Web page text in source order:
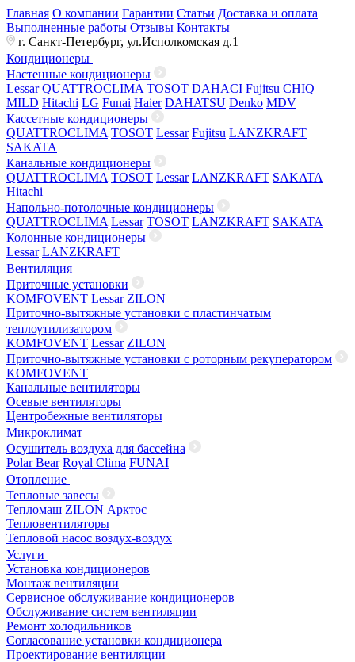
Главная О компании Гарантии Статьи Доставка и оплата
Выполненные работы Отзывы Контакты
г. Санкт-Петербург, ул.Исполкомская д.1
Кондиционеры
Настенные кондиционеры
Lessar QUATTROCLIMA TOSOT DAHACI Fujitsu CHIQ
MILD Hitachi LG Funai Haier DAHATSU Denko MDV
Кассетные кондиционеры
QUATTROCLIMA TOSOT Lessar Fujitsu LANZKRAFT
SAKATA
Канальные кондиционеры
QUATTROCLIMA TOSOT Lessar LANZKRAFT SAKATA
Hitachi
Напольно-потолочные кондиционеры
QUATTROCLIMA Lessar TOSOT LANZKRAFT SAKATA
Колонные кондиционеры
Lessar LANZKRAFT
Вентиляция
Приточные установки
KOMFOVENT Lessar ZILON
Приточно-вытяжные установки с пластинчатым
теплоутилизатором
KOMFOVENT Lessar ZILON
Приточно-вытяжные установки с роторным рекуператором
KOMFOVENT
Канальные вентиляторы
Осевые вентиляторы
Центробежные вентиляторы
Микроклимат
Осушитель воздуха для бассейна
Polar Bear Royal Clima FUNAI
Отопление
Тепловые завесы
Тепломаш ZILON Арктос
Тепловентиляторы
Тепловой насос воздух-воздух
Услуги
Установка кондиционеров
Монтаж вентиляции
Сервисное обслуживание кондиционеров
Обслуживание систем вентиляции
Ремонт холодильников
Согласование установки кондиционера
Проектирование вентиляции